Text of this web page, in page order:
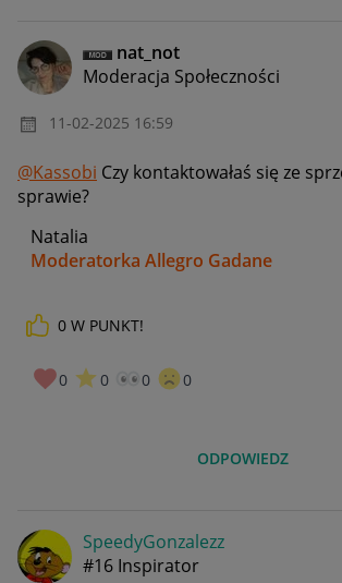
nat_not
Moderacja Społeczności
‎11-02-2025 16:59
@Kassobi Czy kontaktowałaś się ze
sprawie?
Natalia
Moderatorka Allegro Gadane
0 W PUNKT!
0 0 0 0
ODPOWIEDZ
SpeedyGonzalezz
#16 Inspirator